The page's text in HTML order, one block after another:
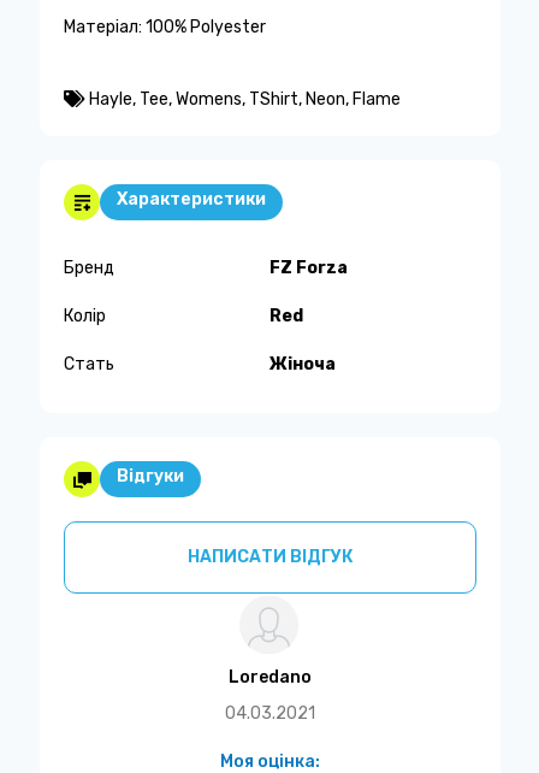
Матеріал: 100% Polyester
Hayle, Tee,Womens, TShirt, Neon, Flame
Характеристики
Бренд FZ Forza
Колір Red
Стать Жіноча
Відгуки
НАПИСАТИ ВІДГУК
Loredano
04.03.2021
Моя оцінка: